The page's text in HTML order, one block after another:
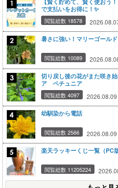
【賢く貯めて、賢く使おう
で支払いをお得に！✨
閲覧総数 18578
暑さに強い！マリーゴール
閲覧総数 10089
切り戻し後の花がまた咲
ア ペチュニア
閲覧総数 4097
幼馴染から電話
閲覧総数 2566
楽天ラッキーくじ一覧（PC
閲覧総数 11205224